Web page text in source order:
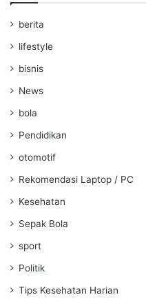
berita
lifestyle
bisnis
News
bola
Pendidikan
otomotif
Rekomendasi Laptop / PC
Kesehatan
Sepak Bola
sport
Politik
Tips Kesehatan Harian